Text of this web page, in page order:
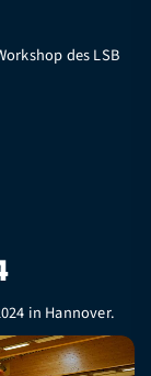
des LSB
in Hannover.